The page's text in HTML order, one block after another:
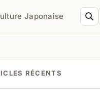
Japonaise
RÉCENTS